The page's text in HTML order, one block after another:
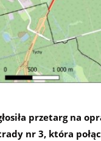
przetarg na
nr 3, która